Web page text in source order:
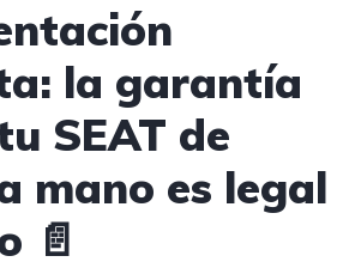
la garantía
SEAT de
mano es legal
📄